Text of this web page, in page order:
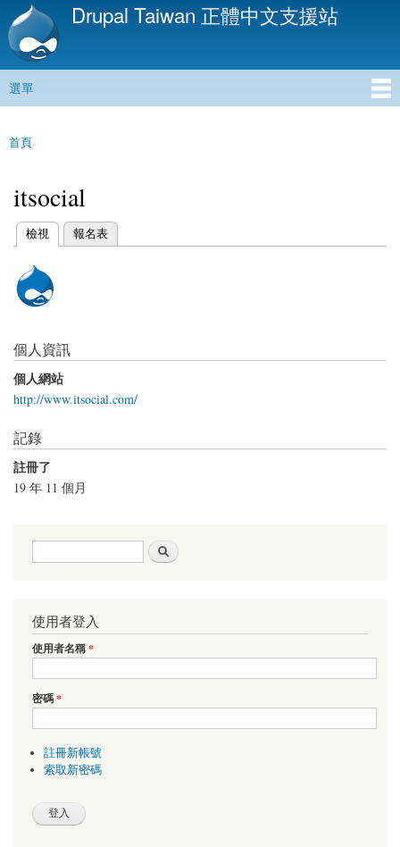
移
內
Drupal Taiwan 正體中文支援站
主選單
選單
您在這裡
首頁
itsocial
主要索引標籤
檢視
(作用中頁籤) 報名表
個人資訊
個人網站
http://www.itsocial.com/
記錄
註冊了
19 年 11 個月
搜尋表單
使用者登入
使用者名稱*
密碼*
註冊新帳號
索取新密碼